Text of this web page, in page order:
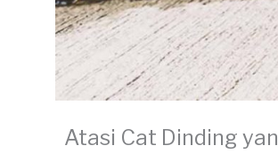
Atasi Cat Dinding